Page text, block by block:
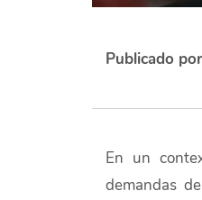
Publicado
En un
demandas